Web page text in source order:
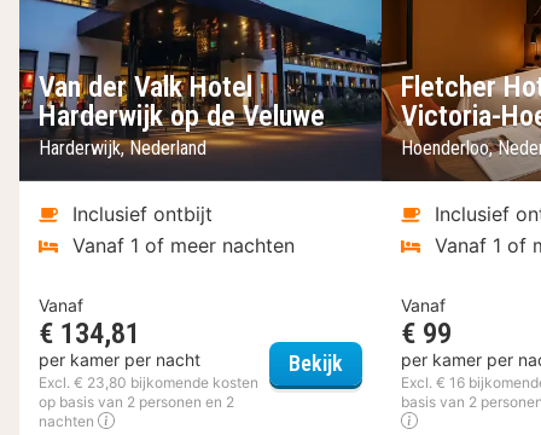
Van der Valk Hotel
Harderwijk op de Veluwe
Harderwijk, Nederland
Inclusief ontbijt
Vanaf 1 of meer nachten
Vanaf
€ 134,81
per kamer per nacht
Excl. € 23,80 bijkomende kosten
op basis van 2 personen en 2
nachten
Bekijk Van der Valk Hotel
Fletcher
Victoria-
Hoenderloo,
Inclusief
Vanaf 1 of
Vanaf
€ 99
per kamer per
Excl. € 16
basis van 2